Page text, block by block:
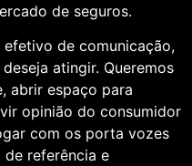
de seguros.
de comunicação,
atingir. Queremos
abrir espaço para
opinião do consumidor
com os porta vozes
de referência e